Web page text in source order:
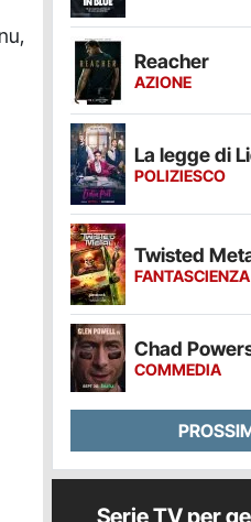
Reacher
AZIONE
La legge di
POLIZIESCO
Twisted
FANTASCIENZA
Chad
COMMEDIA
Serie TV per